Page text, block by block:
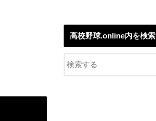
高校野球.online内を検索